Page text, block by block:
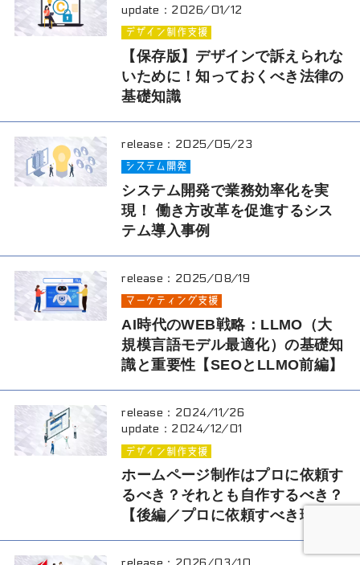
update： 2026/01/12
デザイン制作支援
【保存版】デザインで訴えられな
いために！知っておくべき法律の
基礎知識
release： 2025/05/23
システム開発
システム開発で業務効率化を実
現！ 働き方改革を促進するシス
テム導入事例
release： 2025/08/19
マーケティング支援
AI時代のWEB戦略：LLMO（大
規模言語モデル最適化）の基礎知
識と重要性【SEOとLLMO前編】
release： 2024/11/26
update： 2024/12/01
デザイン制作支援
ホームページ制作はプロに依頼す
るべき？それとも自作するべき？
【後編／プロに依頼すべき理由】